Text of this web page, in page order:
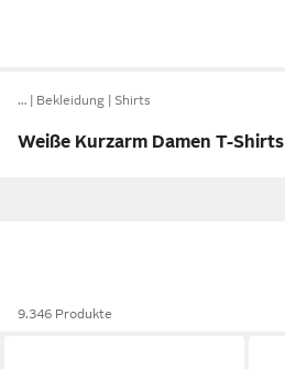
… Bekleidung Shirts
Weiße Kurzarm Damen T-Shirts
9.346 Produkte